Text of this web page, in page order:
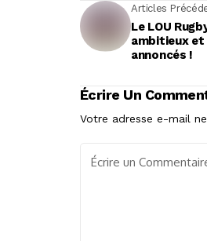
Articles
Le LOU
ambitieux
annoncés !
Écrire Un
Votre adresse e-mail